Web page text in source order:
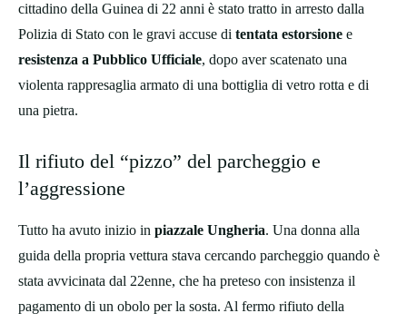
cittadino della Guinea di 22 anni è stato tratto in arresto dalla
Polizia di Stato con le gravi accuse di tentata estorsione e
resistenza a Pubblico Ufficiale, dopo aver scatenato una
violenta rappresaglia armato di una bottiglia di vetro rotta e di
una pietra.
Il rifiuto del “pizzo” del parcheggio e
l’aggressione
Tutto ha avuto inizio in piazzale Ungheria. Una donna alla
guida della propria vettura stava cercando parcheggio quando è
stata avvicinata dal 22enne, che ha preteso con insistenza il
pagamento di un obolo per la sosta. Al fermo rifiuto della